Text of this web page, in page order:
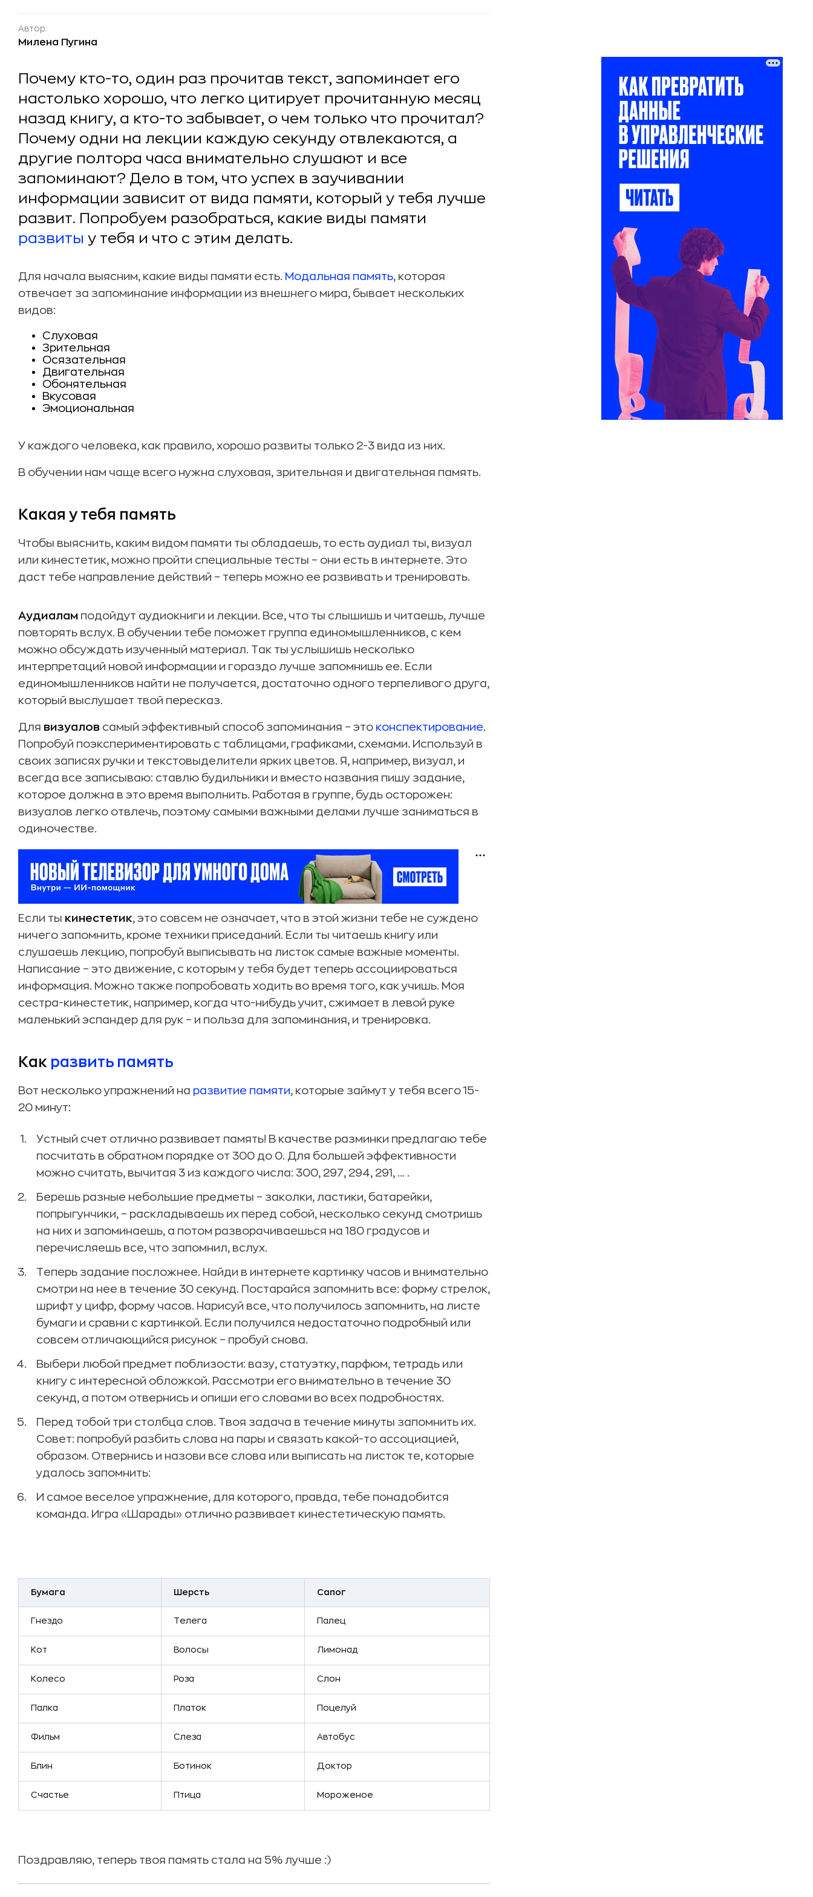
Автор:
Милена Пугина
Почему кто-то, один раз прочитав текст, запоминает его
настолько хорошо, что легко цитирует прочитанную месяц
назад книгу, а кто-то забывает, о чем только что прочитал?
Почему одни на лекции каждую секунду отвлекаются, а
другие полтора часа внимательно слушают и все
запоминают? Дело в том, что успех в заучивании
информации зависит от вида памяти, который у тебя лучше
развит. Попробуем разобраться, какие виды памяти
развиты у тебя и что с этим делать.
Для начала выясним, какие виды памяти есть. Модальная память, которая
отвечает за запоминание информации из внешнего мира, бывает нескольких
видов:
Слуховая
Зрительная
Осязательная
Двигательная
Обонятельная
Вкусовая
Эмоциональная
У каждого человека, как правило, хорошо развиты только 2-3 вида из них.
В обучении нам чаще всего нужна слуховая, зрительная и двигательная память.
Какая у тебя память
Чтобы выяснить, каким видом памяти ты обладаешь, то есть аудиал ты, визуал
или кинестетик, можно пройти специальные тесты – они есть в интернете. Это
даст тебе направление действий – теперь можно ее развивать и тренировать.
Аудиалам подойдут аудиокниги и лекции. Все, что ты слышишь и читаешь, лучше
повторять вслух. В обучении тебе поможет группа единомышленников, с кем
можно обсуждать изученный материал. Так ты услышишь несколько
интерпретаций новой информации и гораздо лучше запомнишь ее. Если
единомышленников найти не получается, достаточно одного терпеливого друга,
который выслушает твой пересказ.
Для визуалов самый эффективный способ запоминания – это конспектирование.
Попробуй поэкспериментировать с таблицами, графиками, схемами. Используй в
своих записях ручки и текстовыделители ярких цветов. Я, например, визуал, и
всегда все записываю: ставлю будильники и вместо названия пишу задание,
которое должна в это время выполнить. Работая в группе, будь осторожен:
визуалов легко отвлечь, поэтому самыми важными делами лучше заниматься в
одиночестве.
Если ты кинестетик, это совсем не означает, что в этой жизни тебе не суждено
ничего запомнить, кроме техники приседаний. Если ты читаешь книгу или
слушаешь лекцию, попробуй выписывать на листок самые важные моменты.
Написание – это движение, с которым у тебя будет теперь ассоциироваться
информация. Можно также попробовать ходить во время того, как учишь. Моя
сестра-кинестетик, например, когда что-нибудь учит, сжимает в левой руке
маленький эспандер для рук – и польза для запоминания, и тренировка.
Как развить память
Вот несколько упражнений на развитие памяти, которые займут у тебя всего 15-
20 минут:
Устный счет отлично развивает память! В качестве разминки предлагаю тебе
посчитать в обратном порядке от 300 до 0. Для большей эффективности
можно считать, вычитая 3 из каждого числа: 300, 297, 294, 291, … .
Берешь разные небольшие предметы – заколки, ластики, батарейки,
попрыгунчики, – раскладываешь их перед собой, несколько секунд смотришь
на них и запоминаешь, а потом разворачиваешься на 180 градусов и
перечисляешь все, что запомнил, вслух.
Теперь задание посложнее. Найди в интернете картинку часов и внимательно
смотри на нее в течение 30 секунд. Постарайся запомнить все: форму стрелок,
шрифт у цифр, форму часов. Нарисуй все, что получилось запомнить, на листе
бумаги и сравни с картинкой. Если получился недостаточно подробный или
совсем отличающийся рисунок – пробуй снова.
Выбери любой предмет поблизости: вазу, статуэтку, парфюм, тетрадь или
книгу с интересной обложкой. Рассмотри его внимательно в течение 30
секунд, а потом отвернись и опиши его словами во всех подробностях.
Перед тобой три столбца слов. Твоя задача в течение минуты запомнить их.
Совет: попробуй разбить слова на пары и связать какой-то ассоциацией,
образом. Отвернись и назови все слова или выписать на листок те, которые
удалось запомнить:
И самое веселое упражнение, для которого, правда, тебе понадобится
команда. Игра «Шарады» отлично развивает кинестетическую память.
Бумага Шерсть Сапог
Гнездо Телега Палец
Кот Волосы Лимонад
Колесо Роза Слон
Палка Платок Поцелуй
Фильм Слеза Автобус
Блин Ботинок Доктор
Счастье Птица Мороженое
Поздравляю, теперь твоя память стала на 5% лучше :)